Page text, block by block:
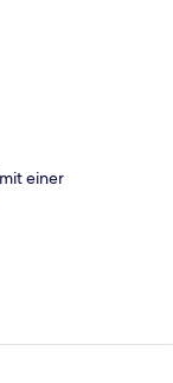
einer